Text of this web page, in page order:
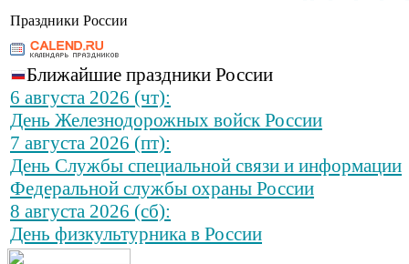
Праздники России
Ближайшие праздники России
6 августа 2026 (чт):
День Железнодорожных войск России
7 августа 2026 (пт):
День Службы специальной связи и информации
Федеральной службы охраны России
8 августа 2026 (сб):
День физкультурника в России